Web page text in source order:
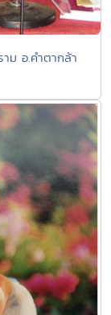
ม อ.คำตากล้า